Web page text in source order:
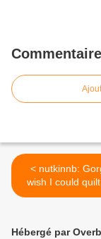
< nutkinnb: Gorgeous! I
wish I could
Hébergé par